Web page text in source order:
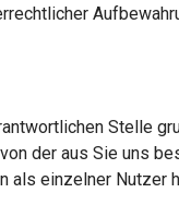
Stelle
der aus Sie uns
als einzelner Nutzer